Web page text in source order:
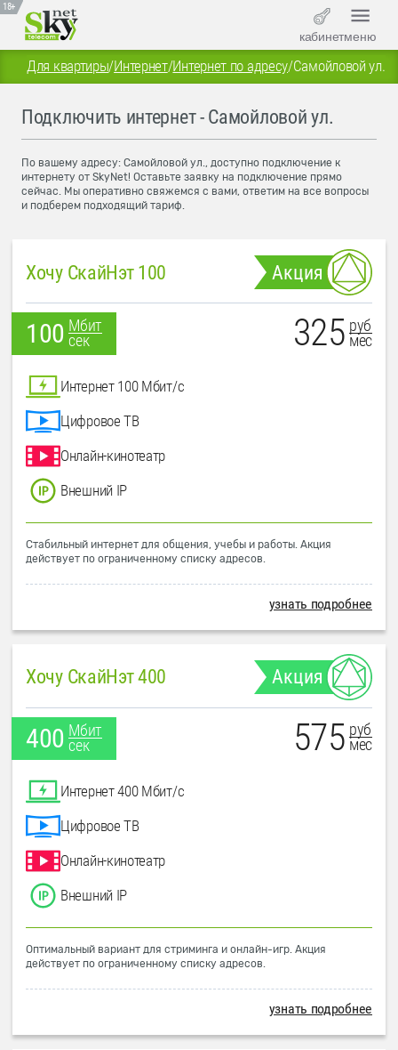
18+
кабинетменю
Для квартиры/Интернет/Интернет по адресу/Самойловой ул.
Подключить интернет - Самойловой ул.
По вашему адресу: Самойловой ул., доступно подключение к
интернету от SkyNet! Оставьте заявку на подключение прямо
сейчас. Мы оперативно свяжемся с вами, ответим на все вопросы
и подберем подходящий тариф.
Хочу СкайНэт 100 Акция
100 Мбит
сек
325 руб
мес
Интернет 100 Мбит/с
Цифровое ТВ
Онлайн-кинотеатр
Внешний IP
Стабильный интернет для общения, учебы и работы. Акция
действует по ограниченному списку адресов.
узнать подробнее
Хочу СкайНэт 400 Акция
400 Мбит
сек
575 руб
мес
Интернет 400 Мбит/с
Цифровое ТВ
Онлайн-кинотеатр
Внешний IP
Оптимальный вариант для стриминга и онлайн-игр. Акция
действует по ограниченному списку адресов.
узнать подробнее